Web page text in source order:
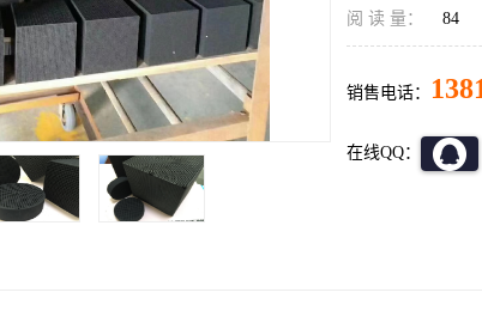
阅 读 量： 84
销售电话：
在线QQ：